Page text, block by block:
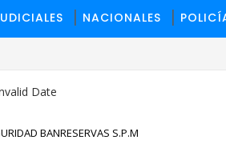
NACIONALES
Date
BANRESERVAS S.P.M